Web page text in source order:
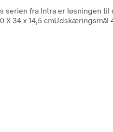
serien fra Intra er løsningen
34 x 14,5 cmUdskæringsmål